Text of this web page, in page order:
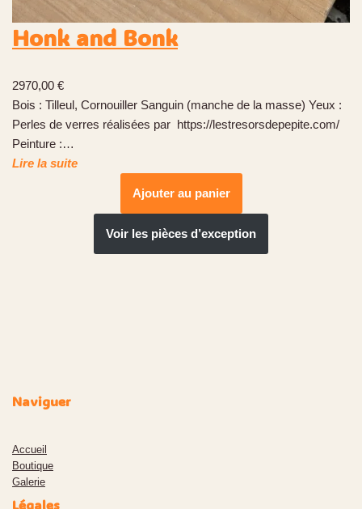
Honk and Bonk
2970,00 €
Bois : Tilleul, Cornouiller Sanguin (manche de la masse) Yeux :
Perles de verres réalisées par https://lestresorsdepepite.com/
Peinture :…
Lire la suite
Ajouter au panier
Voir les pièces d’exception
Naviguer
Accueil
Boutique
Galerie
Légales